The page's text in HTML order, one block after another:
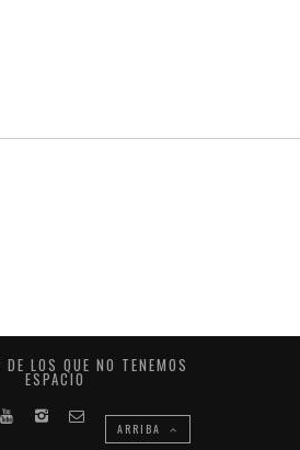
DE LOS QUE NO TENEMOS
ESPACIO
ARRIBA